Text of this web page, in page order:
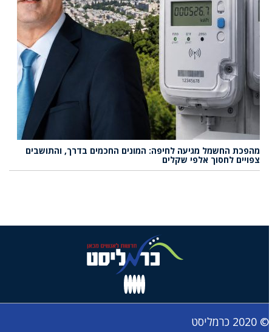
מהפכת החשמל מגיעה לחיפה: המונים החכמים בדרך, והתושבים
צפויים לחסוך אלפי שקלים
© 2020 כרמליסט